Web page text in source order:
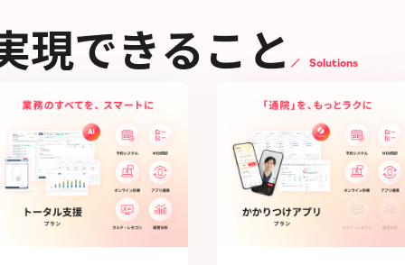
現できること Solutions